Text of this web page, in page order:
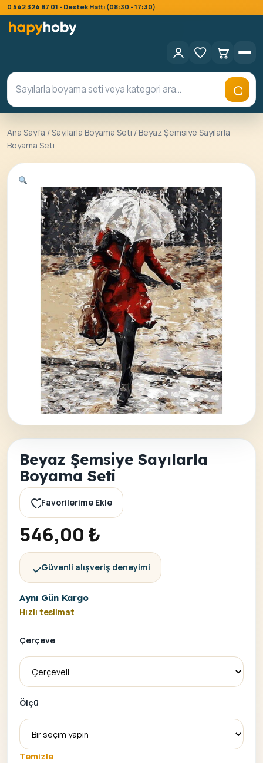
0 542 324 87 01 - Destek Hattı (08:30 - 17:30)
Ana Sayfa /Sayılarla Boyama Seti / Beyaz Şemsiye Sayılarla
Boyama Seti
Beyaz Şemsiye Sayılarla
Boyama Seti
Favorilerime Ekle
546,00 ₺
Güvenli alışveriş deneyimi
Aynı Gün Kargo
Hızlı teslimat
Çerçeve
Ölçü
Temizle